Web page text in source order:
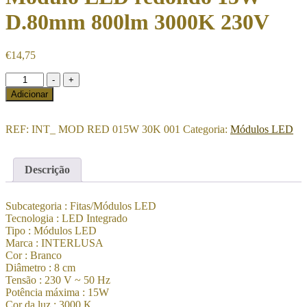
D.80mm 800lm 3000K 230V
€14,75
-
Quantidade
de
Módulo
redondo
800lm
3000K
+
Adicionar
REF: INT_ MOD RED 015W 30K 001 Categoria: Módulos LED
Descrição
Subcategoria : Fitas/Módulos LED
Tecnologia : LED Integrado
Tipo : Módulos LED
Marca : INTERLUSA
Cor : Branco
Diâmetro : 8 cm
Tensão : 230 V ~ 50 Hz
Potência máxima : 15W